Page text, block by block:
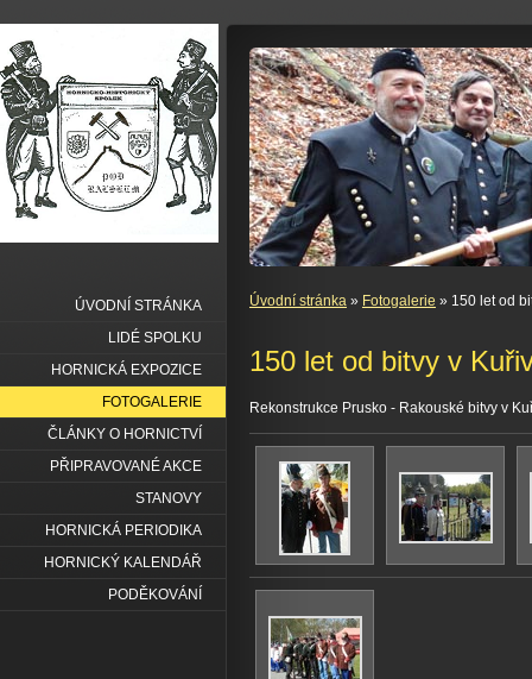
Úvodní stránka » Fotogalerie » 150 let od
150 let od bitvy v
Rekonstrukce Prusko - Rakouské bitvy v
ÚVODNÍ STRÁNKA
LIDÉ SPOLKU
HORNICKÁ EXPOZICE
FOTOGALERIE
ČLÁNKY O HORNICTVÍ
PŘIPRAVOVANÉ AKCE
STANOVY
HORNICKÁ PERIODIKA
HORNICKÝ KALENDÁŘ
PODĚKOVÁNÍ